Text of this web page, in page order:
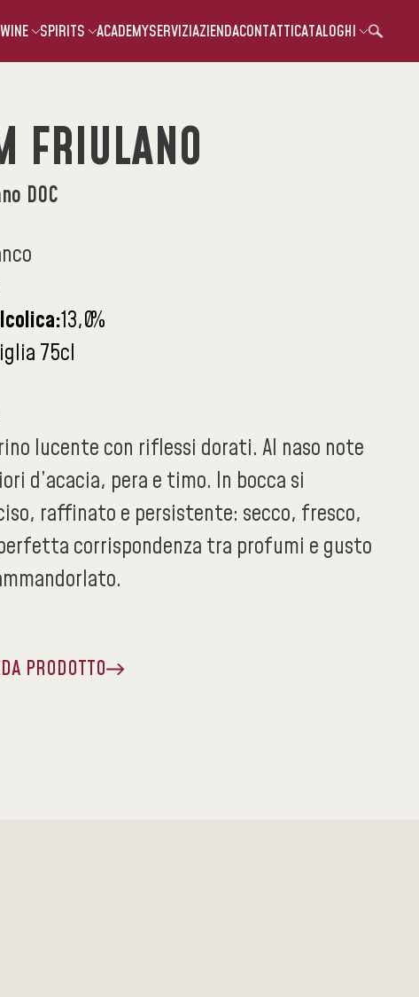
WINE SPIRITS ACADEMYSERVIZIAZIENDACONTATTICATALOGHI
FRIULANO
DOC
13,0%
75cl
lucente con riflessi dorati. Al naso note
d’acacia, pera e timo. In bocca si
raffinato e persistente: secco, fresco,
corrispondenza tra profumi e gusto
PRODOTTO